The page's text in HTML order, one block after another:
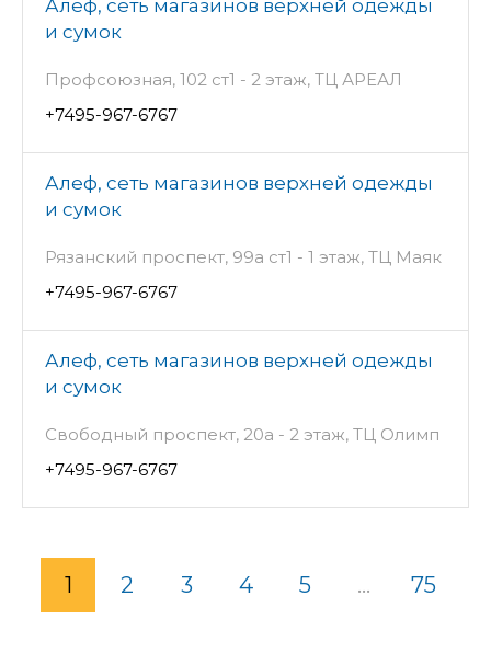
Алеф, сеть магазинов верхней одежды
и сумок
Профсоюзная, 102 ст1 - 2 этаж, ТЦ АРЕАЛ
+7495-967-6767
Алеф, сеть магазинов верхней одежды
и сумок
Рязанский проспект, 99а ст1 - 1 этаж, ТЦ Маяк
+7495-967-6767
Алеф, сеть магазинов верхней одежды
и сумок
Свободный проспект, 20а - 2 этаж, ТЦ Олимп
+7495-967-6767
1 2 3 4 5 ... 75